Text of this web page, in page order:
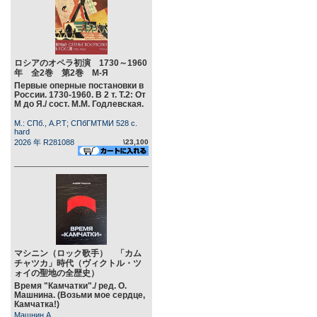
ロシアのオペラ初演 1730～1960
年 全2巻 第2巻 М-Я
Первые оперные постановки в
России. 1730-1960. В 2 т. Т.2: От
М до Я./ сост. М.М. Годлевская.
М.: СПб., А.Р.Т; СПбГМТМИ 528 c.
hard
2026 年 R281088
\23,100
マシニン（ロック歌手） 「カム
チャツカ」時代（ヴィクトル・ツ
ォイの聖地の全歴史）
Время "Камчатки"./ ред. О.
Машнина. (Возьми мое сердце,
Камчатка!)
Машнин А.